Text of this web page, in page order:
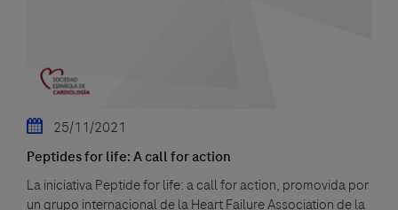
25/11/2021
Peptides for life: A call for action
La iniciativa Peptide for life: a call for action, promovida por
un grupo internacional de la Heart Failure Association de la